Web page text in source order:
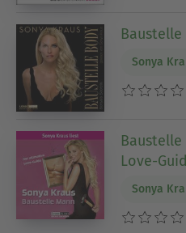
Sonya
Love-
Sonya